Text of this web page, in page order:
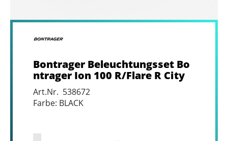
Bontrager Beleuchtungsset Bo
ntrager Ion 100 R/Flare R City
Art.Nr. 538672
Farbe: BLACK